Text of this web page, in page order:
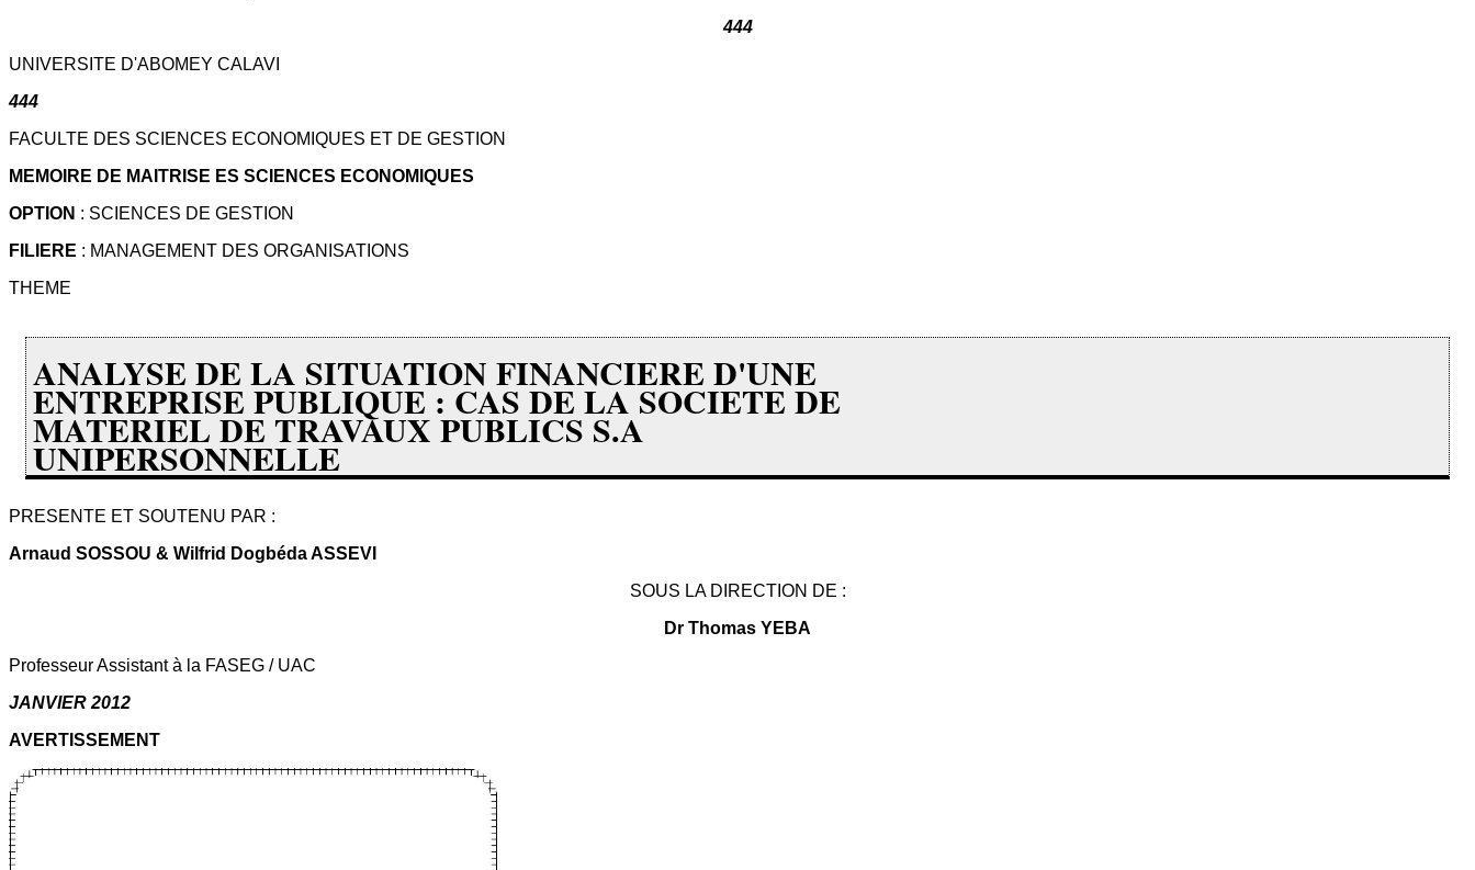
444
UNIVERSITE D'ABOMEY CALAVI
444
FACULTE DES SCIENCES ECONOMIQUES ET DE GESTION
MEMOIRE DE MAITRISE ES SCIENCES ECONOMIQUES
OPTION : SCIENCES DE GESTION
FILIERE : MANAGEMENT DES ORGANISATIONS
THEME
ANALYSE DE LA SITUATION FINANCIERE D'UNE
ENTREPRISE PUBLIQUE : CAS DE LA SOCIETE DE
MATERIEL DE TRAVAUX PUBLICS S.A
UNIPERSONNELLE
PRESENTE ET SOUTENU PAR :
Arnaud SOSSOU & Wilfrid Dogbéda ASSEVI
SOUS LA DIRECTION DE :
Dr Thomas YEBA
Professeur Assistant à la FASEG / UAC
JANVIER 2012
AVERTISSEMENT